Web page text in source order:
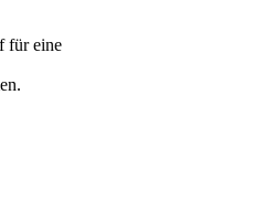
für eine